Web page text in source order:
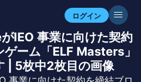
ログイン
IEO 事業に向けた契約
ーム「ELF Masters」
| 5枚中2枚目の画像